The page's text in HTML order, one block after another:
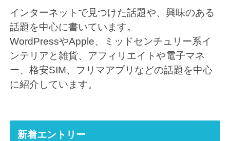
インターネットで見つけた話題や、興味のある
話題を中心に書いています。
WordPressやApple、ミッドセンチュリー系イ
ンテリアと雑貨、アフィリエイトや電子マネ
ー、格安SIM、フリマアプリなどの話題を中心
に紹介しています。
新着エントリー